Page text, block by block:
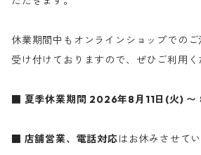
休業期間中もオンラインショップでの
受け付けておりますので、ぜひご利用く
■ 夏季休業期間 2026年8月11日(火) 〜
■ 店舗営業、電話対応はお休みさせて